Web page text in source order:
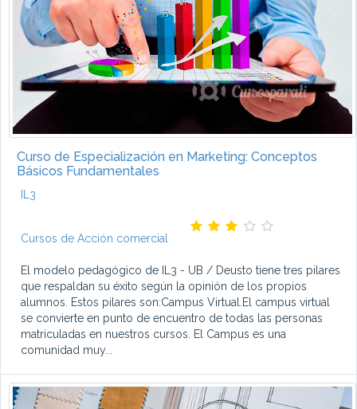
Curso de Especialización en Marketing: Conceptos
Básicos Fundamentales
IL3
Cursos de Acción comercial
El modelo pedagógico de IL3 - UB / Deusto tiene tres pilares
que respaldan su éxito según la opinión de los propios
alumnos. Estos pilares son:Campus Virtual.El campus virtual
se convierte en punto de encuentro de todas las personas
matriculadas en nuestros cursos. El Campus es una
comunidad muy...